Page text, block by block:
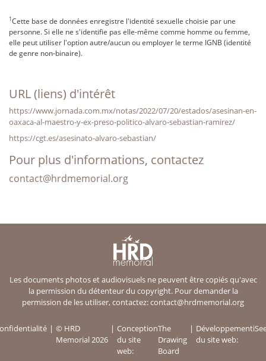
1Cette base de données enregistre l'identité sexuelle choisie par une
personne. Si elle ne s'identifie pas elle-même comme homme ou femme,
elle peut utiliser l'option autre/aucun ou employer le terme IGNB (identité
de genre non-binaire).
URL (liens) d'intérêt
https://www.jornada.com.mx/notas/2022/07/20/estados/asesinan-en-
oaxaca-al-maestro-y-ex-preso-politico-alvaro-sebastian-ramirez/
https://cgt.es/asesinato-alvaro-sebastian/
Pour plus d'informations, contactez
contact@hrdmemorial.org
Les documents photos et audiovisuels ne peuvent être copiés qu'avec
la permission du détenteur du copyright. Pour demander la
permission de les utiliser, contactez:contact@hrdmemorial.org
© HRD
Memorial 2026
Conception
du site
web:
The
Drawing
Board
Développement
du site web: